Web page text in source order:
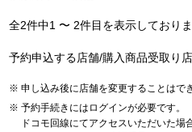
全2件中1 〜 2件目を表示しており
予約申込する店舗/購入商品受取り
申し込み後に店舗を変更することはで
予約手続きにはログインが必要です。
ドコモ回線にてアクセスいただいた